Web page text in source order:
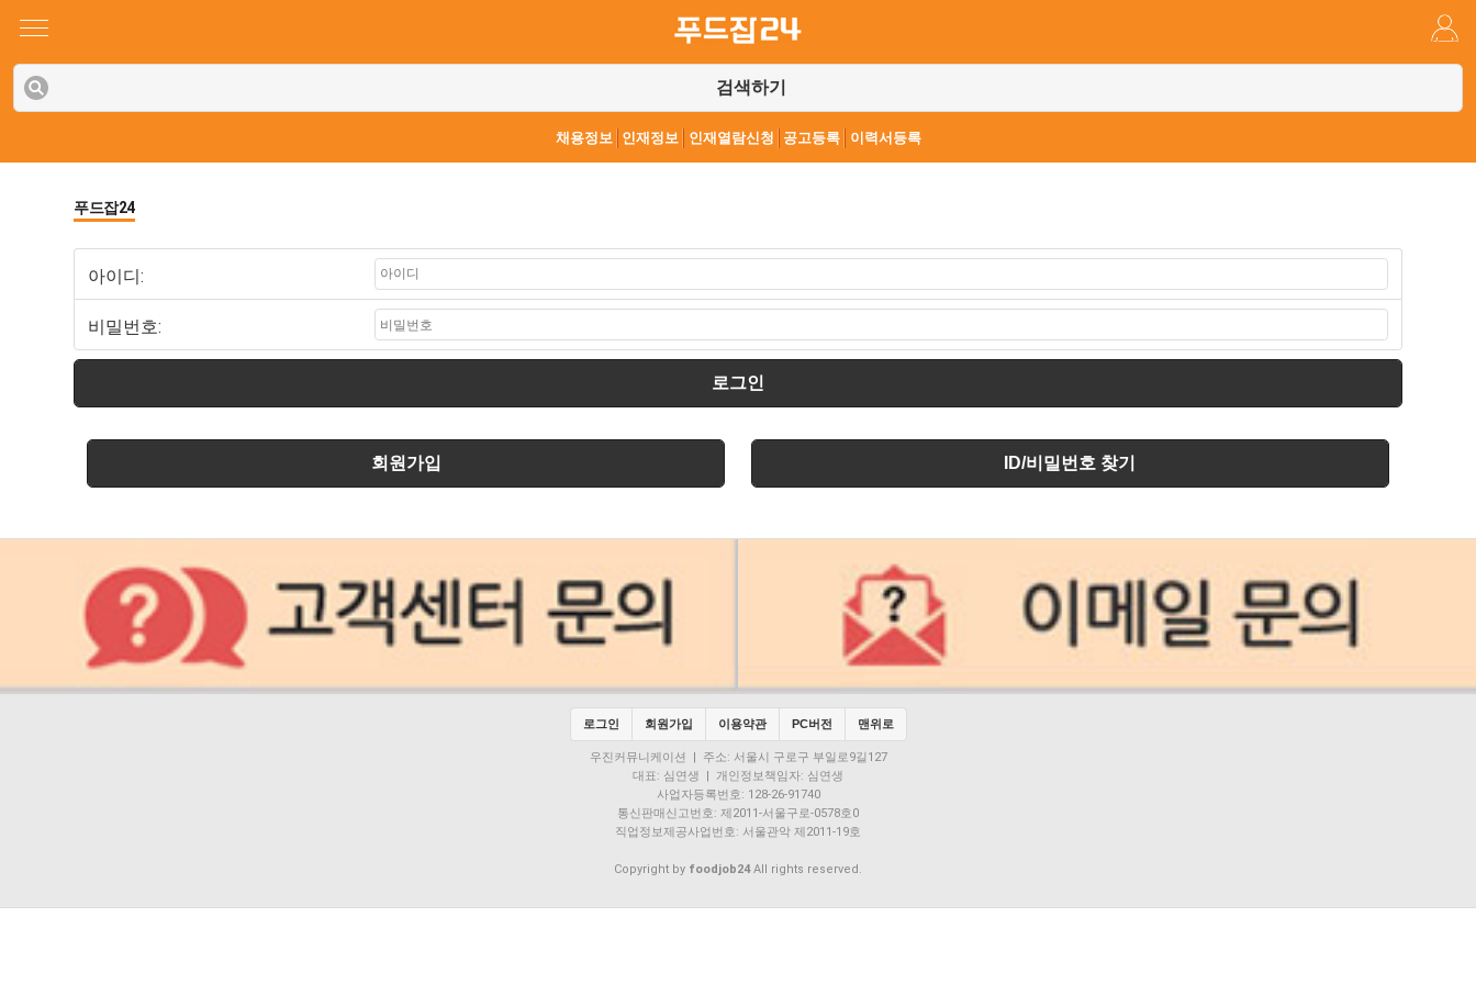
검색하기
채용정보 인재정보 인재열람신청 공고등록 이력서등록
푸드잡24
아이디:
비밀번호:
로그인
회원가입 ID/비밀번호 찾기
로그인 회원가입 이용약관 PC버전 맨위로
우진커뮤니케이션 | 주소: 서울시 구로구 부일로9길127
대표: 심연생 | 개인정보책임자: 심연생
사업자등록번호: 128-26-91740
통신판매신고번호: 제2011-서울구로-0578호0
직업정보제공사업번호: 서울관악 제2011-19호
Copyright by foodjob24All rights reserved.